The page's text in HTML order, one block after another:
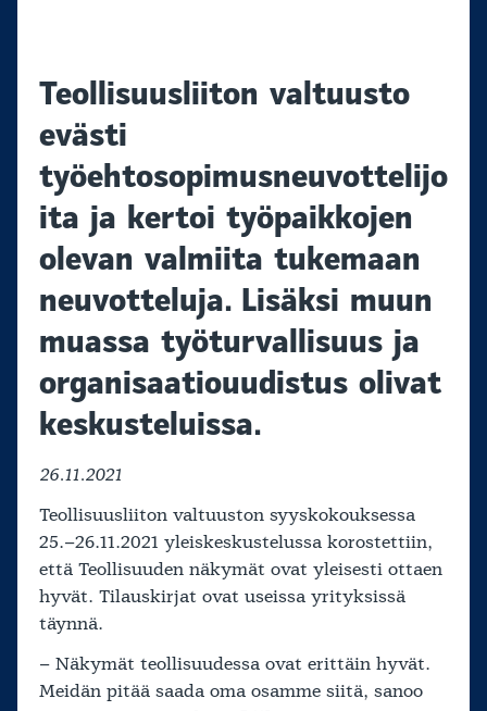
Teollisuusliiton valtuusto
evästi
työehtosopimusneuvottelijo
ita ja kertoi työpaikkojen
olevan valmiita tukemaan
neuvotteluja. Lisäksi muun
muassa työturvallisuus ja
organisaatiouudistus olivat
keskusteluissa.
26.11.2021
Teollisuusliiton valtuuston syyskokouksessa
25.–26.11.2021 yleiskeskustelussa korostettiin,
että Teollisuuden näkymät ovat yleisesti ottaen
hyvät. Tilauskirjat ovat useissa yrityksissä
täynnä.
– Näkymät teollisuudessa ovat erittäin hyvät.
Meidän pitää saada oma osamme siitä, sanoo